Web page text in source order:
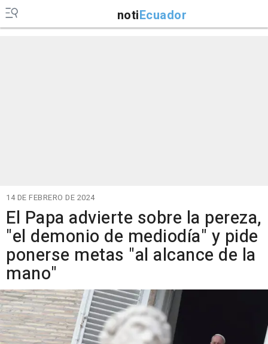
notiEcuador
14 DE FEBRERO DE 2024
El Papa advierte sobre la pereza,
"el demonio de mediodía" y pide
ponerse metas "al alcance de la
mano"